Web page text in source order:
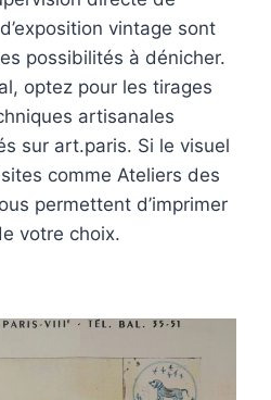
vintage sont
possibilités à dénicher.
optez pour les tirages
artisanales
sur art.paris. Si le visuel
comme Ateliers des
permettent d’imprimer
votre choix.